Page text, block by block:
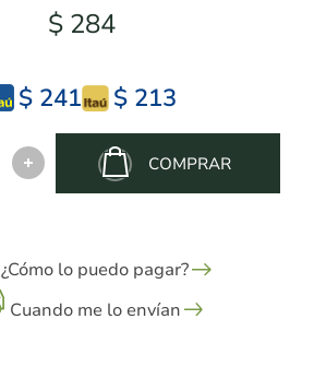
$ 284
$ 241 $ 213
COMPRAR
¿Cómo lo puedo pagar?
Cuando me lo envían